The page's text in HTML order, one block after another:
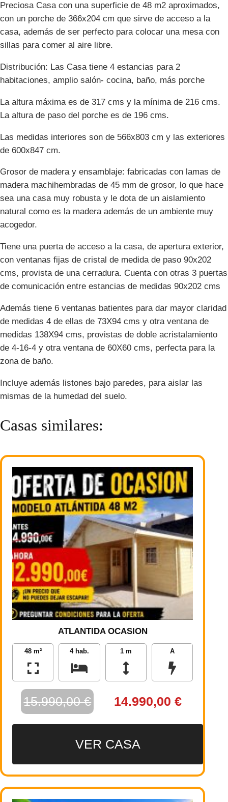
Preciosa Casa con una superficie de 48 m2 aproximados,
con un porche de 366x204 cm que sirve de acceso a la
casa, además de ser perfecto para colocar una mesa con
sillas para comer al aire libre.
Distribución: Las Casa tiene 4 estancias para 2
habitaciones, amplio salón- cocina, baño, más porche
La altura máxima es de 317 cms y la mínima de 216 cms.
La altura de paso del porche es de 196 cms.
Las medidas interiores son de 566x803 cm y las exteriores
de 600x847 cm.
Grosor de madera y ensamblaje: fabricadas con lamas de
madera machihembradas de 45 mm de grosor, lo que hace
sea una casa muy robusta y le dota de un aislamiento
natural como es la madera además de un ambiente muy
acogedor.
Tiene una puerta de acceso a la casa, de apertura exterior,
con ventanas fijas de cristal de medida de paso 90x202
cms, provista de una cerradura. Cuenta con otras 3 puertas
de comunicación entre estancias de medidas 90x202 cms
Además tiene 6 ventanas batientes para dar mayor claridad
de medidas 4 de ellas de 73X94 cms y otra ventana de
medidas 138X94 cms, provistas de doble acristalamiento
de 4-16-4 y otra ventana de 60X60 cms, perfecta para la
zona de baño.
Incluye además listones bajo paredes, para aislar las
mismas de la humedad del suelo.
Casas similares:
ATLANTIDA OCASION
48 m² 4 hab. 1 m A
15.990,00 € 14.990,00 €
VER CASA